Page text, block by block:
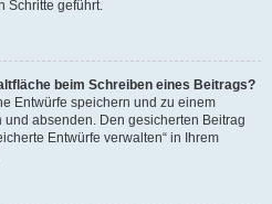
Schritte geführt.
beim Schreiben eines Beitrags?
Entwürfe speichern und zu einem
absenden. Den gesicherten Beitrag
Entwürfe verwalten“ in Ihrem